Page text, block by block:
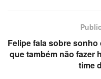
Felipe fala sobre
que também não fazer
time